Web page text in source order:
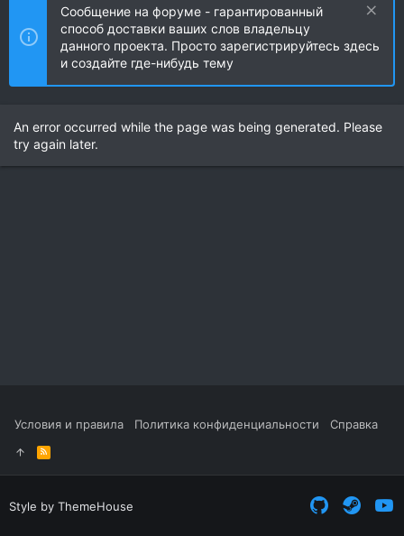
Сообщение на форуме - гарантированный
способ доставки ваших слов владельцу
данного проекта. Просто зарегистрируйтесь здесь
и создайте где-нибудь тему
An error occurred while the page was being generated. Please
try again later.
Условия и правила Политика конфиденциальности Справка
R
S
S
Style by ThemeHouse